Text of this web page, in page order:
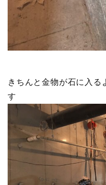
きちんと金物が石に入る
す